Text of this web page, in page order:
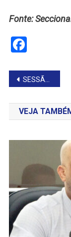
Fonte:
de
Post
SESSÃO DESTACA PEDIDOS POR ATENDIMENTO ODONTOLÓGICO
VEJA